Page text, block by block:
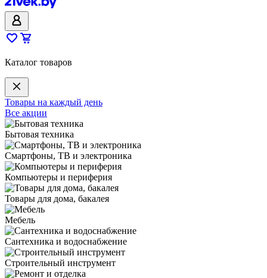
Каталог товаров
Товары на каждый день
Все акции
Бытовая техника
Смартфоны, ТВ и электроника
Компьютеры и периферия
Товары для дома, бакалея
Мебель
Сантехника и водоснабжение
Строительный инструмент